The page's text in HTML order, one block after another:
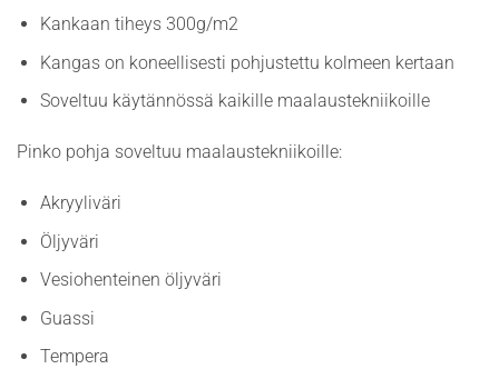
Kankaan tiheys 300g/m2
Kangas on koneellisesti pohjustettu kolmeen kertaan
Soveltuu käytännössä kaikille maalaustekniikoille
Pinko pohja soveltuu maalaustekniikoille:
Akryyliväri
Öljyväri
Vesiohenteinen öljyväri
Guassi
Tempera